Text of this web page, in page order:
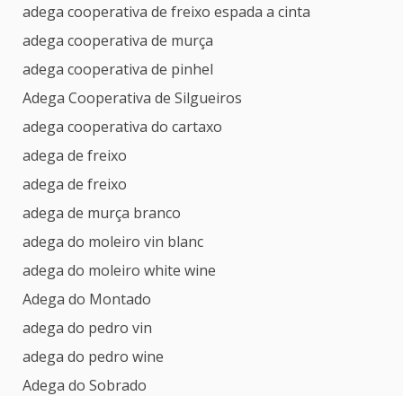
adega cooperativa de freixo espada a cinta
adega cooperativa de murça
adega cooperativa de pinhel
Adega Cooperativa de Silgueiros
adega cooperativa do cartaxo
adega de freixo
adega de freixo
adega de murça branco
adega do moleiro vin blanc
adega do moleiro white wine
Adega do Montado
adega do pedro vin
adega do pedro wine
Adega do Sobrado